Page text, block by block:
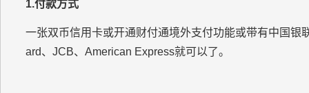
1.付款方式
一张双币信用卡或开通财付通境外支付功能或带有中国
ard、JCB、American Express就可以了。